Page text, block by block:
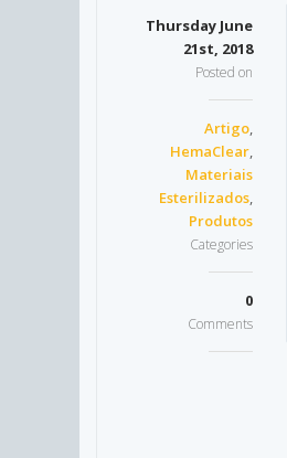
Thursday June
21st, 2018
Posted on
Artigo,
HemaClear,
Materiais
Esterilizados,
Produtos
Categories
0
Comments